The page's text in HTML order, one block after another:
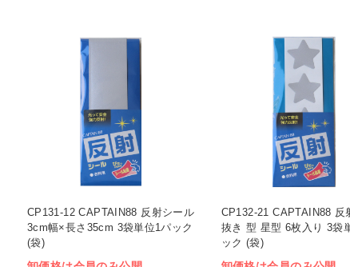
CP131-12 CAPTAIN88 反射シール
3cm幅×長さ35cm 3袋単位1パック
(袋)
CP132-21 CAPTAIN88 反
抜き 型 星型 6枚入り 3袋
ック (袋)